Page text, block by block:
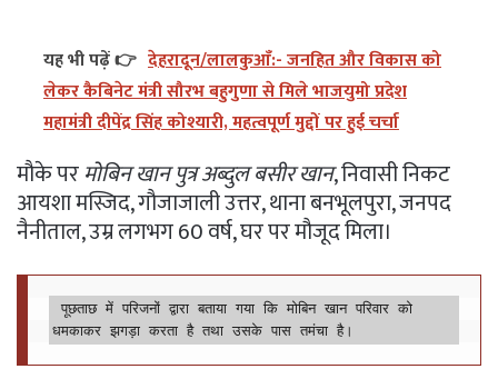
यह भी पढ़ें 👉 देहरादून/लालकुआँ:- जनहित और विकास को
लेकर कैबिनेट मंत्री सौरभ बहुगुणा से मिले भाजयुमो प्रदेश
महामंत्री दीपेंद्र सिंह कोश्यारी, महत्वपूर्ण मुद्दों पर हुई चर्चा
मौके परमोबिन खान पुत्र अब्दुल बसीर खान, निवासी निकट
आयशा मस्जिद, गौजाजाली उत्तर, थाना बनभूलपुरा, जनपद
नैनीताल, उम्र लगभग 60 वर्ष, घर पर मौजूद मिला।
धमकाकर झगड़ा करता है तथा उसके पास तमंचा है।